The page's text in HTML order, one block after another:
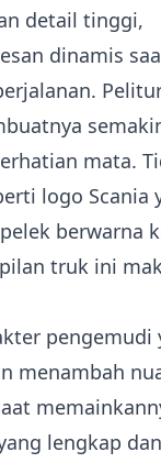
detail tinggi,
dinamis
mata.
logo Scania
berwarna
truk ini
pengemudi
menambah
lengkap